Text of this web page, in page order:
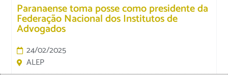
Paranaense toma posse como presidente da
Federação Nacional dos Institutos de
Advogados
24/02/2025
ALEP